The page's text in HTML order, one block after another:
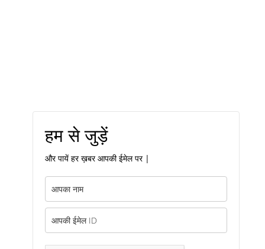
हम से जुड़ें
और पायें हर ख़बर आपकी ईमेल पर |